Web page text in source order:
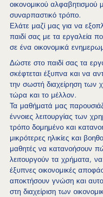
οικονομικού αλφαβητισμού
συναρπαστικό τρόπο.
Ελάτε μαζί μας για να
παιδί σας με τα εργαλεία
σε ένα οικονομικά
Δώστε στο παιδί σας τα
σκέφτεται έξυπνα και να
την σωστή διαχείρηση
τώρα και το μέλλον.
Τα μαθήματά μας
έννοιες λειτουργίας των
τρόπο δομημένο και
μικρότερες ηλικίες και
μαθητές να κατανοήσουν
λειτουργούν τα χρήματα,
έξυπνες οικονομικές
αποκτήσουν γνώση και
στη διαχείριση των